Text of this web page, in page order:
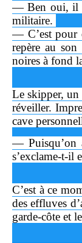
— Ben oui, il
militaire.
— C’est pour
repère au
noires à fond
Le skipper,
réveiller.
cave
— Puisqu’on
s’exclame-t-il
C’est à ce
des effluves
garde-côte et